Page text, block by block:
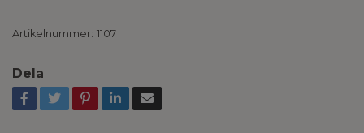
Artikelnummer: 1107
Dela